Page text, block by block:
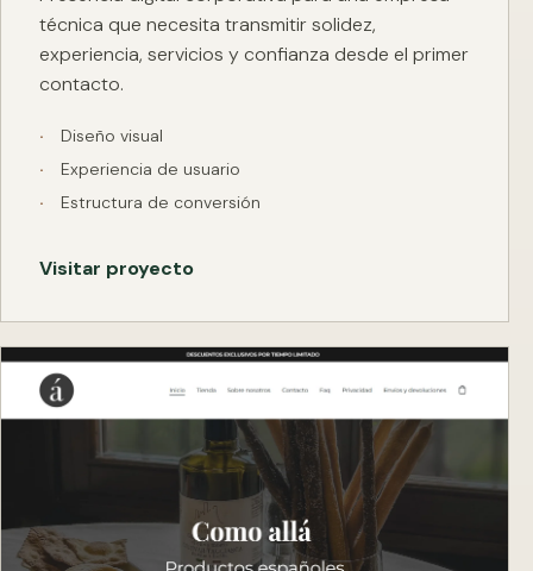
técnica que necesita transmitir solidez,
experiencia, servicios y confianza desde el primer
contacto.
Diseño visual
Experiencia de usuario
Estructura de conversión
Visitar proyecto